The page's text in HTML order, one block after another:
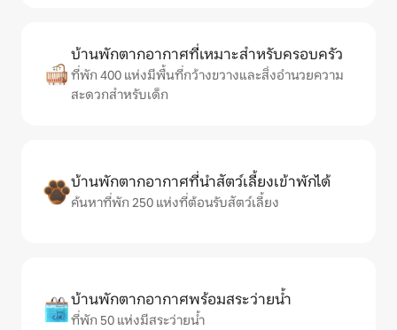
บ้านพักตากอากาศที่เหมาะสำหรับครอบครัว
ที่พัก 400 แห่งมีพื้นที่กว้างขวางและสิ่งอำนวยความ
สะดวกสำหรับเด็ก
บ้านพักตากอากาศที่นำสัตว์เลี้ยงเข้าพักได้
ค้นหาที่พัก 250 แห่งที่ต้อนรับสัตว์เลี้ยง
บ้านพักตากอากาศพร้อมสระว่ายน้ำ
ที่พัก 50 แห่งมีสระว่ายน้ำ